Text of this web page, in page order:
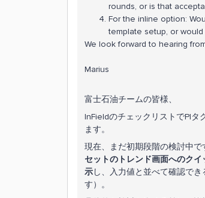
rounds, or is that
For the inline option:
template setup, or
We look forward to hearing
Marius
富士石油チームの皆様、
InFieldのチェックリストでPI
ます。
現在、まだ初期段階の検討中
セットのトレンド画面へのクイ
示し、入力値と並べて確認で
す）。